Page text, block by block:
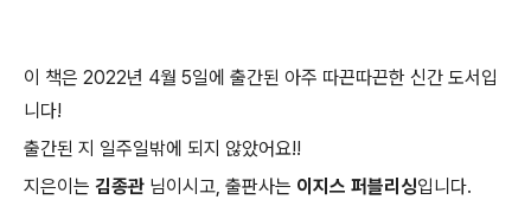
이 책은 2022년 4월 5일에 출간된 아주 따끈따끈한 신간 도서입
니다!
출간된 지 일주일밖에 되지 않았어요!!
지은이는 김종관 님이시고, 출판사는 이지스 퍼블리싱입니다.